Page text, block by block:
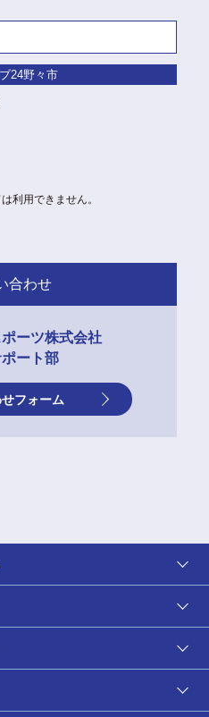
24野々市
利用できません。
合わせ
ーツ株式会社
ート部
フォーム